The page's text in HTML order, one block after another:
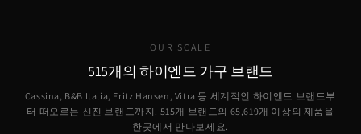
OUR SCALE
515개의 하이엔드 가구 브랜드
Cassina, B&B Italia, Fritz Hansen, Vitra 등 세계적인 하이엔드 브랜드부
터 떠오르는 신진 브랜드까지. 515개 브랜드의 65,619개 이상의 제품을
한곳에서 만나보세요.